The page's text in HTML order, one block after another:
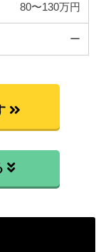
80〜130万円
ー